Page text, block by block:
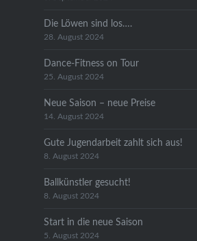
Die Löwen sind los….
28. August 2024
Dance-Fitness on Tour
25. August 2024
Neue Saison – neue Preise
14. August 2024
Gute Jugendarbeit zahlt sich aus!
8. August 2024
Ballkünstler gesucht!
8. August 2024
Start in die neue Saison
5. August 2024